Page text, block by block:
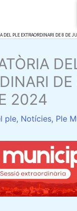
DEL PLE EXTRAORDINARI DE 8 DE
2024
ple, Notícies, Ple